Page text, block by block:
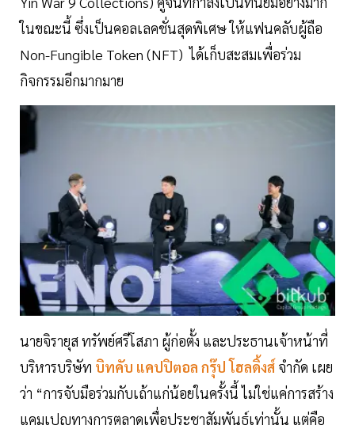
ในขณะนี้ ซึ่งเป็นคอลเลคชั่นสุดพิเศษ ให้แฟนคลับผู้ถือ
Non-Fungible Token (NFT) ได้เก็บสะสมเพื่อร่วม
กิจกรรมอีกมากมาย
นายจิรายุส ทรัพย์ศรีโสภา ผู้ก่อตั้ง และประธานเจ้าหน้าที่
บริหารบริษัท บิทคับ แคปปิตอล กรุ๊ป โฮลดิ้งส์ จำกัด เผย
ว่า “การจับมือร่วมกับเถ้าแก่น้อยในครั้งนี้ ไม่ใช่แค่การสร้าง
แคมเปญทางการตลาดเพื่อประชาสัมพันธ์เท่านั้น แต่คือ